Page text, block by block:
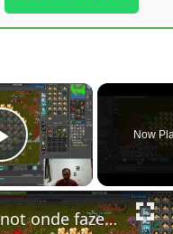
×
Play Video
Now
Rubinot onde fazer a Task de Oramond